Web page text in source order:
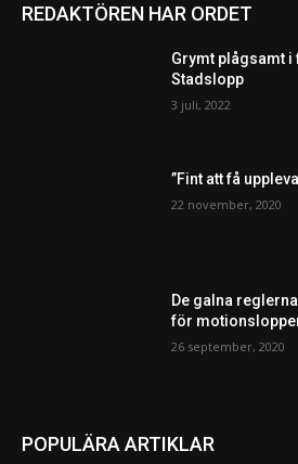
REDAKTÖREN HAR ORDET
Grymt plågsamt
Stadslopp
3 juli, 2022
”Fint att få
22 november, 2020
De galna
för
26 september, 2020
POPULÄRA ARTIKLAR